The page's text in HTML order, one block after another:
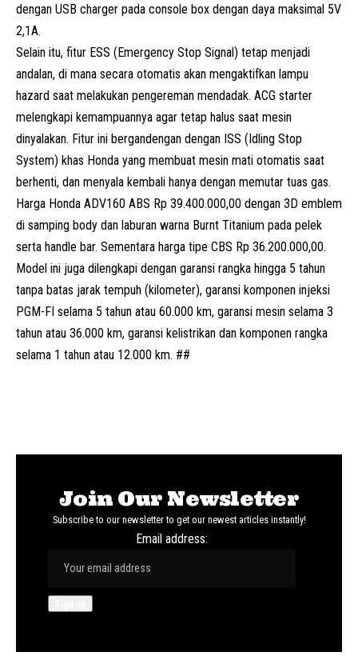
dengan USB charger pada console box dengan daya maksimal 5V
2,1A.
Selain itu, fitur ESS (Emergency Stop Signal) tetap menjadi
andalan, di mana secara otomatis akan mengaktifkan lampu
hazard saat melakukan pengereman mendadak. ACG starter
melengkapi kemampuannya agar tetap halus saat mesin
dinyalakan. Fitur ini bergandengan dengan ISS (Idling Stop
System) khas Honda yang membuat mesin mati otomatis saat
berhenti, dan menyala kembali hanya dengan memutar tuas gas.
Harga Honda ADV160 ABS Rp 39.400.000,00 dengan 3D emblem
di samping body dan laburan warna Burnt Titanium pada pelek
serta handle bar. Sementara harga tipe CBS Rp 36.200.000,00.
Model ini juga dilengkapi dengan garansi rangka hingga 5 tahun
tanpa batas jarak tempuh (kilometer), garansi komponen injeksi
PGM-FI selama 5 tahun atau 60.000 km, garansi mesin selama 3
tahun atau 36.000 km, garansi kelistrikan dan komponen rangka
selama 1 tahun atau 12.000 km. ##
Join Our Newsletter
Subscribe to our newsletter to get our newest articles instantly!
Email address: